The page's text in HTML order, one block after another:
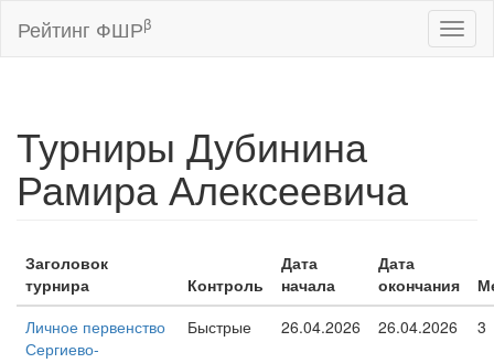
Рейтинг ФШРβ
Турниры Дубинина
Рамира Алексеевича
Заголовок
турнира
Контроль
Дата
начала
Дата
окончания
Личное первенство
Сергиево-
Быстрые 26.04.2026 26.04.2026 3